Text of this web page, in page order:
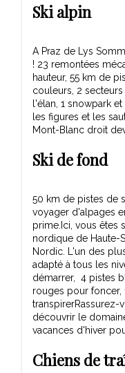
Ski alpin
A Praz de Lys
! 23 remontées
hauteur, 55 km de
couleurs, 2
l'élan, 1 snowpark
les figures et les
Mont-Blanc droit
Ski de fond
50 km de pistes de
voyager d'alpages
prime.Ici, vous êtes
nordique de Haute-
Nordic. L'un des
adapté à tous les
démarrer, 4 pistes
rouges pour foncer,
transpirerRassurez-
découvrir le
vacances d'hiver
Chiens de